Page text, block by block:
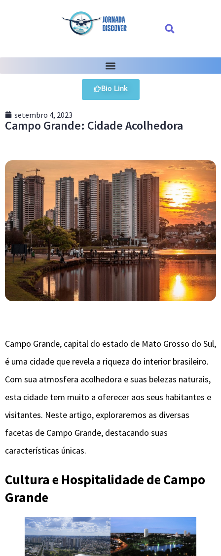
Bio Link
setembro 4, 2023
Campo Grande: Cidade Acolhedora
Campo Grande, capital do estado de Mato Grosso do Sul,
é uma cidade que revela a riqueza do interior brasileiro.
Com sua atmosfera acolhedora e suas belezas naturais,
esta cidade tem muito a oferecer aos seus habitantes e
visitantes. Neste artigo, exploraremos as diversas
facetas de Campo Grande, destacando suas
características únicas.
Cultura e Hospitalidade de Campo
Grande